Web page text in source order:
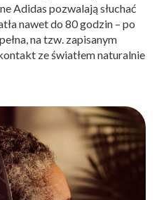
Adidas pozwalają słuchać
nawet do 80 godzin – po
na tzw. zapisanym
ze światłem naturalnie